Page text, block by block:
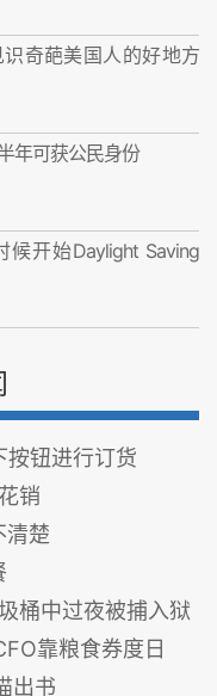
奇葩美国人的好地方
年可获公民身份
候开始Daylight Saving
按钮进行订货
销
清楚
桶中过夜被捕入狱
靠粮食券度日
出书